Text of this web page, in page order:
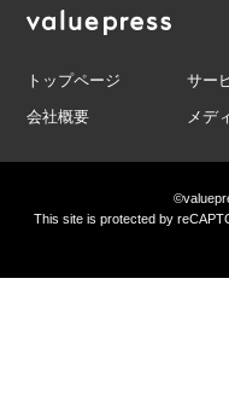
トップページ サー
会社概要
メデ
This site is protected by